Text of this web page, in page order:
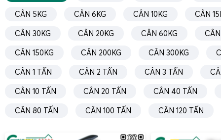
CÂN 5KG CÂN 6KG CÂN 10KG CÂN
CÂN 30KG CÂN 20KG CÂN 60KG
CÂN 150KG CÂN 200KG CÂN 300KG
CÂN 1 TẤN CÂN 2 TẤN CÂN 3 TẤN
CÂN 10 TẤN CÂN 20 TẤN CÂN 40 TẤN
CÂN 80 TẤN CÂN 100 TẤN CÂN 120 TẤN